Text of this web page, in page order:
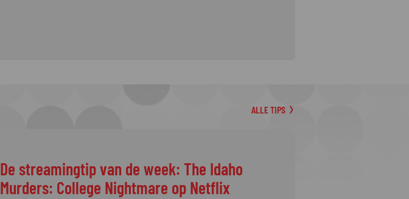
ALLE TIPS
De streamingtip van de week: The Idaho
Murders: College Nightmare op Netflix